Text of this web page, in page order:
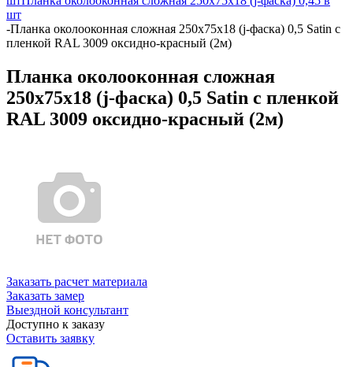
шт
-Планка околооконная сложная 250х75х18 (j-фаска) 0,5 Satin с
пленкой RAL 3009 оксидно-красный (2м)
Планка околооконная сложная
250х75х18 (j-фаска) 0,5 Satin с пленкой
RAL 3009 оксидно-красный (2м)
Заказать расчет материала
Заказать замер
Выездной консультант
Доступно к заказу
Оставить заявку